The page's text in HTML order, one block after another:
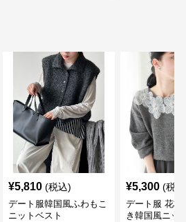
¥5,810 (税込)
デート服韓国風ふわもこ
ニットベスト
¥5,300 (税
デート服 花柄
き韓国風ニッ